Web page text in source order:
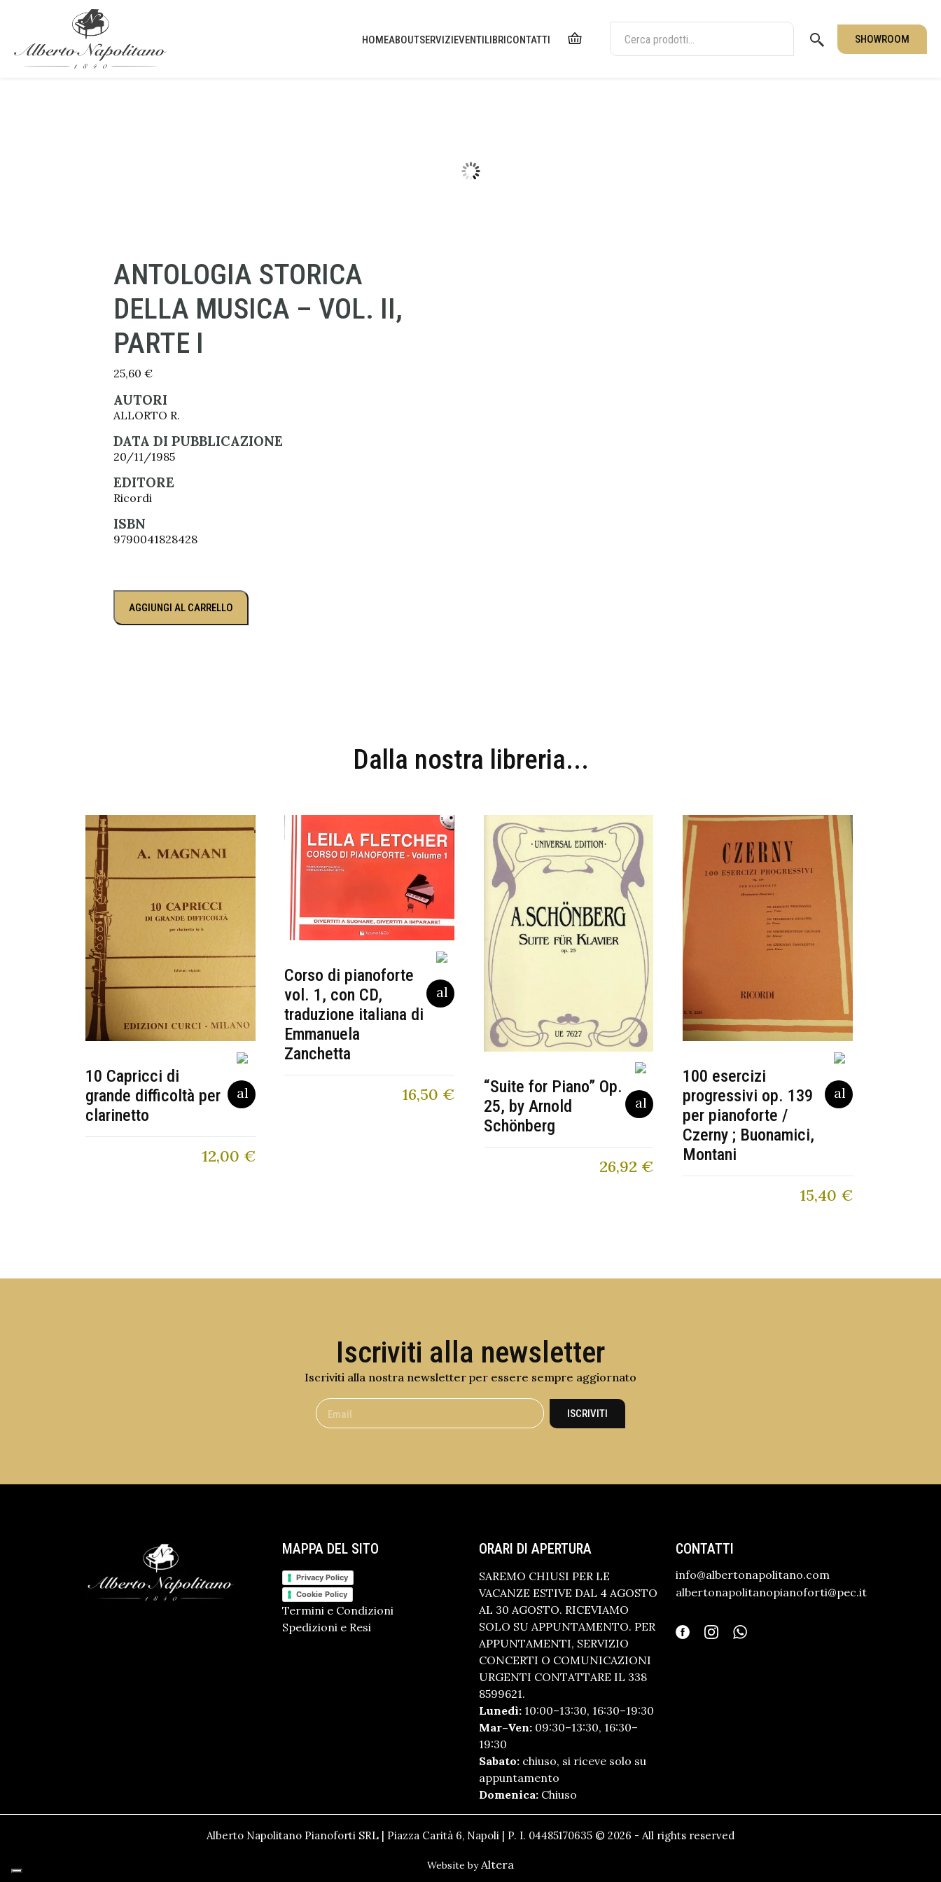
HOMEABOUTSERVIZIEVENTILIBRICONTATTI SHOWROOM
ANTOLOGIA STORICA
DELLA MUSICA – VOL. II,
PARTE I
25,60 €
AUTORI
ALLORTO R.
DATA DI PUBBLICAZIONE
20/11/1985
EDITORE
Ricordi
ISBN
9790041828428
AGGIUNGI AL CARRELLO
Dalla nostra libreria...
10 Capricci di
grande difficoltà per
clarinetto
12,00 €
Corso di pianoforte
vol. 1, con CD,
traduzione italiana di
Emmanuela
Zanchetta
16,50 €
“Suite for Piano” Op.
25, by Arnold
Schönberg
26,92 €
100 esercizi
progressivi op. 139
per pianoforte /
Czerny ; Buonamici,
Montani
15,40 €
Iscriviti alla newsletter
Iscriviti alla nostra newsletter per essere sempre aggiornato
ISCRIVITI
MAPPA DEL SITO
Privacy Policy
Cookie Policy
Termini e Condizioni
Spedizioni e Resi
ORARI DI APERTURA
SAREMO CHIUSI PER LE
VACANZE ESTIVE DAL 4 AGOSTO
AL 30 AGOSTO. RICEVIAMO
SOLO SU APPUNTAMENTO. PER
APPUNTAMENTI, SERVIZIO
CONCERTI O COMUNICAZIONI
URGENTI CONTATTARE IL 338
8599621.
Lunedì: 10:00–13:30, 16:30–19:30
Mar–Ven: 09:30–13:30, 16:30–
19:30
Sabato: chiuso, si riceve solo su
appuntamento
Domenica: Chiuso
CONTATTI
info@albertonapolitano.com
albertonapolitanopianoforti@pec.it
Alberto Napolitano Pianoforti SRL | Piazza Carità 6, Napoli | P. I. 04485170635 © 2026 - All rights reserved
Website byAltera